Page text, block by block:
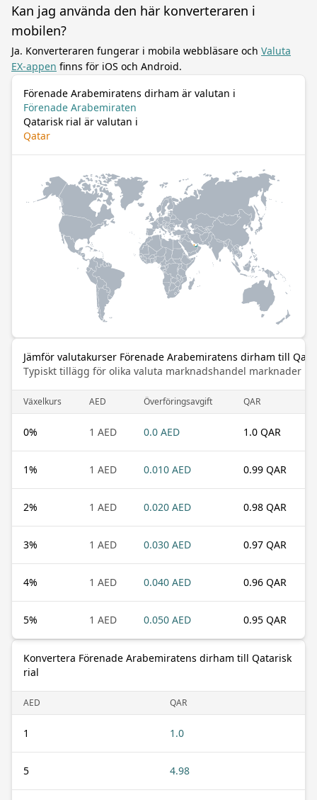
Kan jag använda den här konverteraren i
mobilen?
Ja. Konverteraren fungerar i mobila webbläsare och Valuta
EX-appen finns för iOS och Android.
Förenade Arabemiratens dirham är valutan i
Förenade Arabemiraten
Qatarisk rial är valutan i
Qatar
Jämför valutakurser Förenade Arabemiratens dirham till
Typiskt tillägg för olika valuta marknadshandel marknader
Växelkurs AED Överföringsavgift QAR
0% 1 AED 0.0 AED 1.0 QAR
1% 1 AED 0.010 AED 0.99 QAR
2% 1 AED 0.020 AED 0.98 QAR
3% 1 AED 0.030 AED 0.97 QAR
4% 1 AED 0.040 AED 0.96 QAR
5% 1 AED 0.050 AED 0.95 QAR
Konvertera Förenade Arabemiratens dirham till Qatarisk
rial
AED QAR
1 1.0
5 4.98